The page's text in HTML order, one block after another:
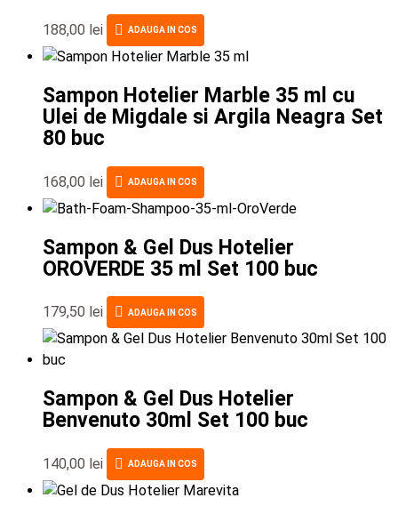
188,00 lei ADAUGA IN COS
Sampon Hotelier Marble 35 ml cu
Ulei de Migdale si Argila Neagra Set
80 buc
168,00 lei ADAUGA IN COS
Sampon & Gel Dus Hotelier
OROVERDE 35 ml Set 100 buc
179,50 lei ADAUGA IN COS
Sampon & Gel Dus Hotelier
Benvenuto 30ml Set 100 buc
140,00 lei ADAUGA IN COS